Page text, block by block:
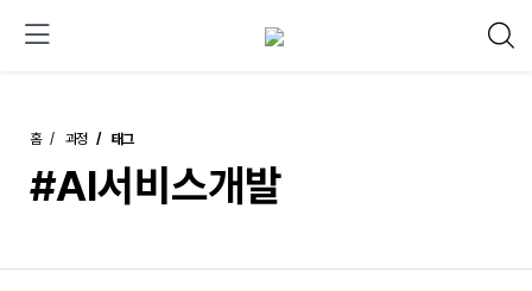
홈 과정 태그
#AI서비스개발